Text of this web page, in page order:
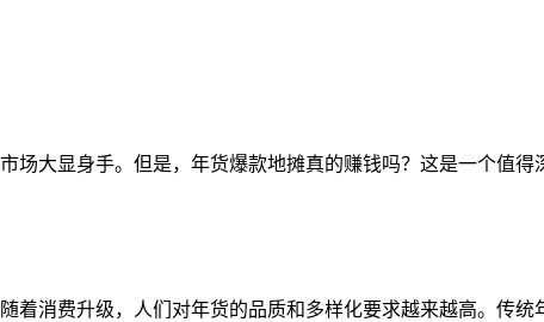
场大显身手。但是，年货爆款地摊真的赚钱吗？这是一个值
着消费升级，人们对年货的品质和多样化要求越来越高。传